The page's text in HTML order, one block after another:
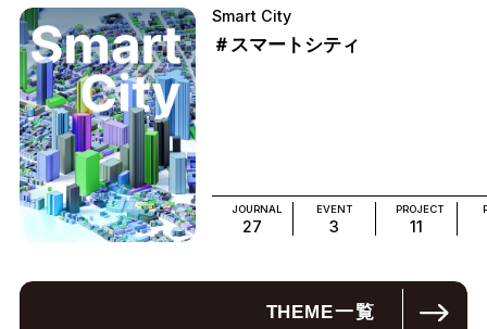
Smart City
＃スマートシティ
JOURNAL
27
EVENT
3
PROJECT
11
THEME一覧